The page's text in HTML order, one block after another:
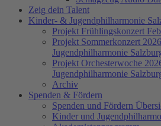
Zeig dein Talent
Kinder- & Jugendphilharmonie
Projekt Frühlingskonzert
Projekt Sommerkonzert
Jugendphilharmonie
Projekt Orchesterwoche
Jugendphilharmonie
Archiv
Spenden & Fördern
Spenden und Fördern
Kinder und